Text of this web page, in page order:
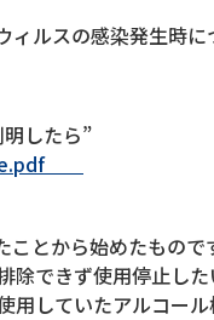
ルスの感染発生時
したら”
とから始めたもの
できず使用停止し
していたアルコー